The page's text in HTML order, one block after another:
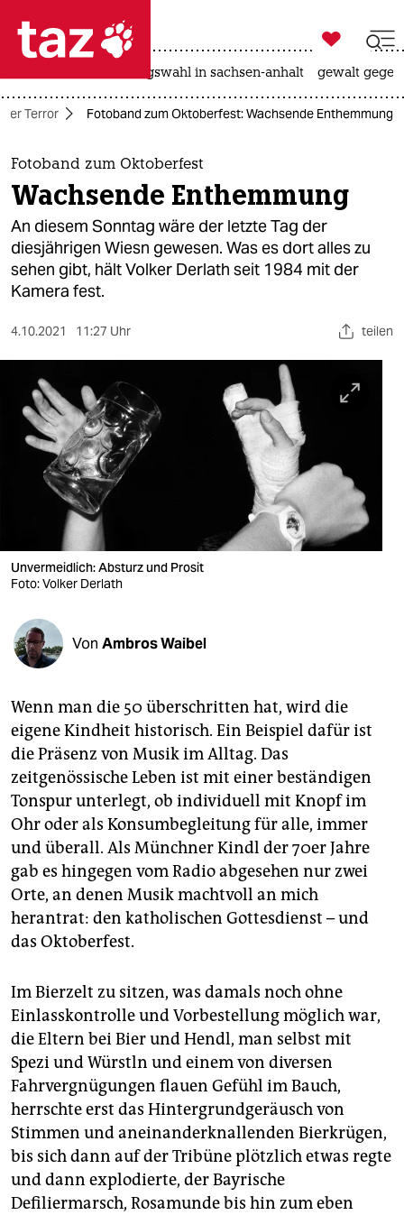
 taz zahl ich
taz zahl ich
themen
politik
öko
gesellschaft
kultur
sport
berlin
nord
wahrheit
verlag
shop
fragen & hilfe
unterstützen
abo
genossenschaft
epaper login

taz zahl ich
landtagswahl in sachsen-anhalt gewalt
Terror Fotoband zum Oktoberfest: Wachsende Enthemmung
Fotoband zum Oktoberfest
Wachsende Enthemmung
An diesem Sonntag wäre der letzte Tag der
diesjährigen Wiesn gewesen. Was es dort alles zu
sehen gibt, hält Volker Derlath seit 1984 mit der
Kamera fest.
4.10.2021 11:27 Uhr teilen
Unvermeidlich: Absturz und Prosit
Foto: Volker Derlath
Von Ambros Waibel
Wenn man die 50 überschritten hat, wird die
eigene Kindheit historisch. Ein Beispiel dafür ist
die Präsenz von Musik im Alltag. Das
zeitgenössische Leben ist mit einer beständigen
Tonspur unterlegt, ob individuell mit Knopf im
Ohr oder als Kon­sumbegleitung für alle, immer
und überall. Als Münchner Kindl der 70er Jahre
gab es hingegen vom Radio abgesehen nur zwei
Orte, an denen Musik machtvoll an mich
herantrat: den katholischen Gottesdienst – und
das Oktoberfest.
Im Bierzelt zu sitzen, was damals noch ohne
Einlasskontrolle und Vorbestellung möglich war,
die Eltern bei Bier und Hendl, man selbst mit
Spezi und Würstln und einem von diversen
Fahrvergnügungen flauen Gefühl im Bauch,
herrschte erst das Hintergrundgeräusch von
Stimmen und aneinanderknallenden Bierkrügen,
bis sich dann auf der Tribüne plötzlich etwas regte
und dann explodierte, der Bayrische
Defiliermarsch, Rosamunde bis hin zum eben